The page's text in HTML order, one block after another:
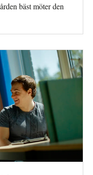
bäst möter den